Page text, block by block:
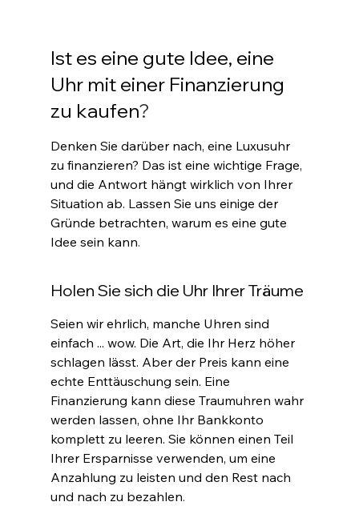
Ist es eine gute Idee, eine
Uhr mit einer Finanzierung
zu kaufen?
Denken Sie darüber nach, eine Luxusuhr
zu finanzieren? Das ist eine wichtige Frage,
und die Antwort hängt wirklich von Ihrer
Situation ab. Lassen Sie uns einige der
Gründe betrachten, warum es eine gute
Idee sein kann.
Holen Sie sich die Uhr Ihrer Träume
Seien wir ehrlich, manche Uhren sind
einfach ... wow. Die Art, die Ihr Herz höher
schlagen lässt. Aber der Preis kann eine
echte Enttäuschung sein. Eine
Finanzierung kann diese Traumuhren wahr
werden lassen, ohne Ihr Bankkonto
komplett zu leeren. Sie können einen Teil
Ihrer Ersparnisse verwenden, um eine
Anzahlung zu leisten und den Rest nach
und nach zu bezahlen.